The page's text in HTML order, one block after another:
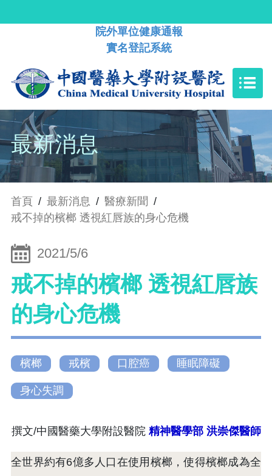
院外單位健康通報
實名登記系統
最新消息
首頁 / 最新消息 / 醫療新聞 /
戒不掉的檳榔 透視紅唇族的身心危機
2021/5/6
戒不掉的檳榔 透視紅唇族
的身心危機
檳榔 戒檳 口腔癌 睡眠障礙
身心失調
撰文/中國醫藥大學附設醫院 精神醫學部 洪崇傑醫師
全世界約有6億多人口在使用檳榔，使得檳榔成為全